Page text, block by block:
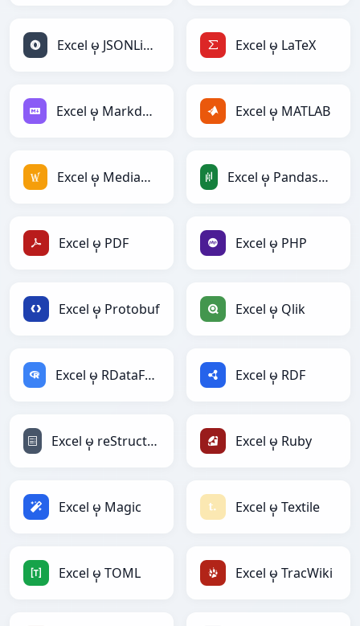
Excel မှ JSONLines Excel မှ LaTeX
Excel မှ Markdown Excel မှ MATLAB
Excel မှ MediaWiki Excel မှ PandasDataFrame
Excel မှ PDF Excel မှ PHP
Excel မှ Protobuf Excel မှ Qlik
Excel မှ RDataFrame Excel မှ RDF
Excel မှ reStructuredText Excel မှ Ruby
Excel မှ Magic Excel မှ Textile
Excel မှ TOML Excel မှ TracWiki